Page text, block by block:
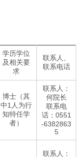
学历学位
及相关要
求
联系人、
联系电话
博士（其
中1人为行
知特任学
者）
联系人：
何院长
联系电
话：0551
-6382863
5
联系人：